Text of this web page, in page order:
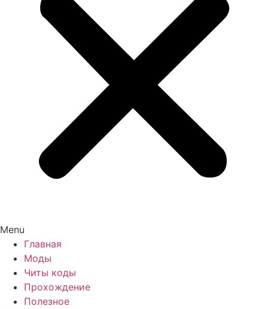
Menu
Главная
Моды
Читы коды
Прохождение
Полезное